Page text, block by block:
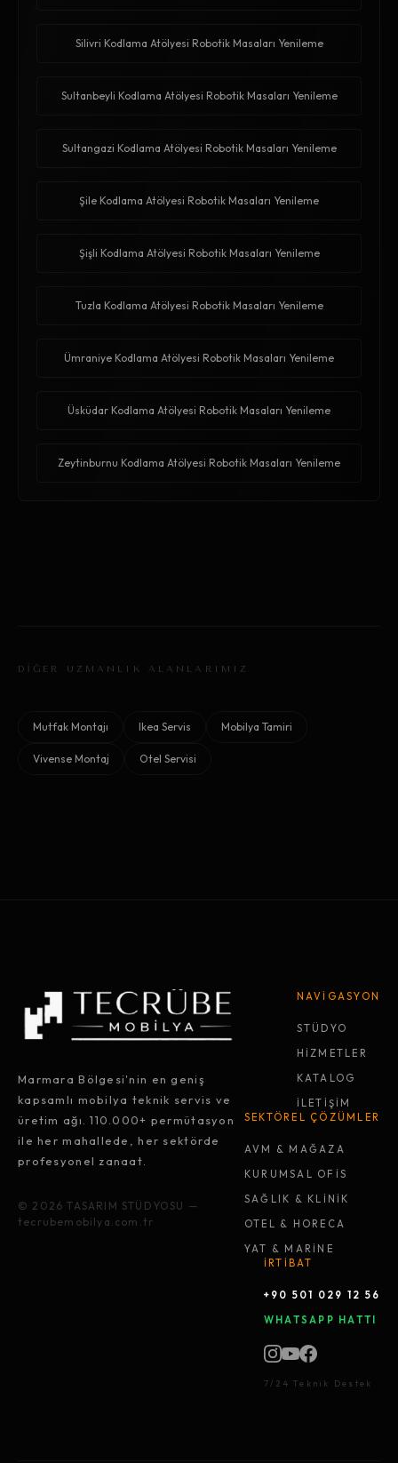
Silivri Kodlama Atölyesi Robotik Masaları Yenileme
Sultanbeyli Kodlama Atölyesi Robotik Masaları Yenileme
Sultangazi Kodlama Atölyesi Robotik Masaları Yenileme
Şile Kodlama Atölyesi Robotik Masaları Yenileme
Şişli Kodlama Atölyesi Robotik Masaları Yenileme
Tuzla Kodlama Atölyesi Robotik Masaları Yenileme
Ümraniye Kodlama Atölyesi Robotik Masaları Yenileme
Üsküdar Kodlama Atölyesi Robotik Masaları Yenileme
Zeytinburnu Kodlama Atölyesi Robotik Masaları Yenileme
DİĞER UZMANLIK ALANLARIMIZ
Mutfak Montajı Ikea Servis Mobilya Tamiri
Vivense Montaj Otel Servisi
Marmara Bölgesi'nin en geniş
kapsamlı mobilya teknik servis ve
üretim ağı. 110.000+ permütasyon
ile her mahallede, her sektörde
profesyonel zanaat.
© 2026 TASARIM STÜDYOSU —
tecrubemobilya.com.tr
NAVİGASYON
STÜDYO
HİZMETLER
KATALOG
İLETİŞİM
SEKTÖREL ÇÖZÜMLER
AVM & MAĞAZA
KURUMSAL OFİS
SAĞLIK & KLİNİK
OTEL & HORECA
YAT & MARİNE
İRTİBAT
+90 501 029 12 56
WHATSAPP HATTI
7/24 Teknik Destek